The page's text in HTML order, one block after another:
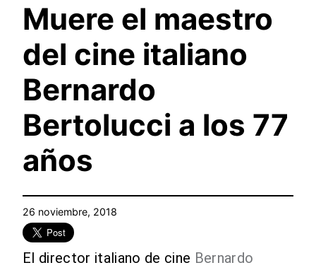
Muere el maestro
del cine italiano
Bernardo
Bertolucci a los 77
años
26 noviembre, 2018
El director italiano de cine Bernardo